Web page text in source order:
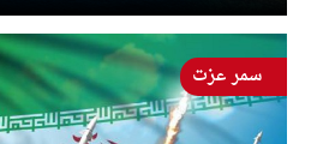
سمر عزت